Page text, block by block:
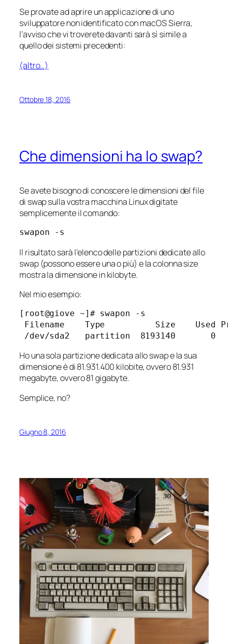
Se provate ad aprire un applicazione di uno
sviluppatore non identificato con macOS Sierra,
l’avviso che vi troverete davanti sarà sì simile a
quello dei sistemi precedenti:
(altro…)
Ottobre 18, 2016
Che dimensioni ha lo swap?
Se avete bisogno di conoscere le dimensioni del file
di swap sulla vostra macchina Linux digitate
semplicemente il comando:
swapon -s
Il risultato sarà l’elenco delle partizioni dedicate allo
swap (possono essere una o più) e la colonna size
mostra la dimensione in kilobyte.
Nel mio esempio:
[root@giove ~]# swapon -s
Filename    Type          Size    Used
/dev/sda2   partition  8193140       0
Ho una sola partizione dedicata allo swap e la sua
dimensione è di 81.931.400 kilobite, ovvero 81.931
megabyte, ovvero 81 gigabyte.
Semplice, no?
Giugno 8, 2016